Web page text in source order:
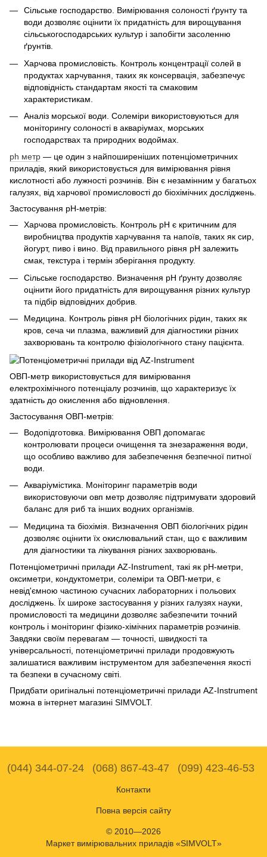
Сільське господарство. Вимірювання солоності ґрунту та
води дозволяє оцінити їх придатність для вирощування
сільськогосподарських культур і запобігти засоленню
ґрунтів.
Харчова промисловість. Контроль концентрації солей в
продуктах харчування, таких як консервація, забезпечує
відповідність стандартам якості та смаковим
характеристикам.
Аналіз морської води. Солеміри використовуються для
моніторингу солоності в акваріумах, морських
господарствах та природних водоймах.
ph метр — це один з найпоширеніших потенціометричних
приладів, який використовується для вимірювання рівня
кислотності або лужності розчинів. Він є незамінним у багатьох
галузях, від харчової промисловості до біохімічних досліджень.
Застосування pH-метрів:
Харчова промисловість. Контроль pH є критичним для
виробництва продуктів харчування та напоїв, таких як сир,
йогурт, пиво і вино. Від правильного рівня pH залежить
смак, текстура і термін зберігання продукту.
Сільське господарство. Визначення pH ґрунту дозволяє
оцінити його придатність для вирощування різних культур
та підбір відповідних добрив.
Медицина. Контроль рівня pH біологічних рідин, таких як
кров, сеча чи плазма, важливий для діагностики різних
захворювань та контролю фізіологічного стану пацієнта.
ОВП-метр використовується для вимірювання
електрохімічного потенціалу розчинів, що характеризує їх
здатність до окислення або відновлення.
Застосування ОВП-метрів:
Водопідготовка. Вимірювання ОВП допомагає
контролювати процеси очищення та знезараження води,
що особливо важливо для забезпечення безпечної питної
води.
Акваріумістика. Моніторинг параметрів води
використовуючи овп метр дозволяє підтримувати здоровий
баланс для риб та інших водних організмів.
Медицина та біохімія. Визначення ОВП біологічних рідин
дозволяє оцінити їх окислювальний стан, що є важливим
для діагностики та лікування різних захворювань.
Потенціометричні прилади AZ-Instrument, такі як pH-метри,
оксиметри, кондуктометри, солеміри та ОВП-метри, є
невід'ємною частиною сучасних лабораторних і польових
досліджень. Їх широке застосування у різних галузях науки,
промисловості та медицини дозволяє забезпечити точний
контроль і моніторинг фізико-хімічних параметрів розчинів.
Завдяки своїм перевагам — точності, швидкості та
універсальності, потенціометричні прилади продовжують
залишатися важливим інструментом для забезпечення якості
та безпеки в сучасному світі.
Придбати оригінальні потенціометричні прилади AZ-Instrument
можна в інтернет магазині SIMVOLT.
(044) 344-07-24 (068) 867-43-47 (099) 423-46-53
Контакти
Повна версія сайту
© 2010—2026
Маркет вимірювальних приладів «SIMVOLT»